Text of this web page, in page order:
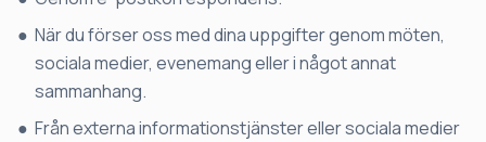
När du förser oss med dina uppgifter genom möten,
sociala medier, evenemang eller i något annat
sammanhang.
Från externa informationstjänster eller sociala medier